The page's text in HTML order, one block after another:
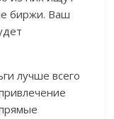
биржи. Ваш
лучше всего